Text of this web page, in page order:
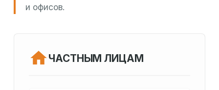
и офисов.
ЧАСТНЫМ ЛИЦАМ